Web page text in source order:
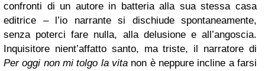
confronti di un autore in batteria alla sua stessa casa
editrice – l’io narrante si dischiude spontaneamente,
senza poterci fare nulla, alla delusione e all’angoscia.
Inquisitore nient’affatto santo, ma triste, il narratore di
Per oggi non mi tolgo la vita non è neppure incline a farsi